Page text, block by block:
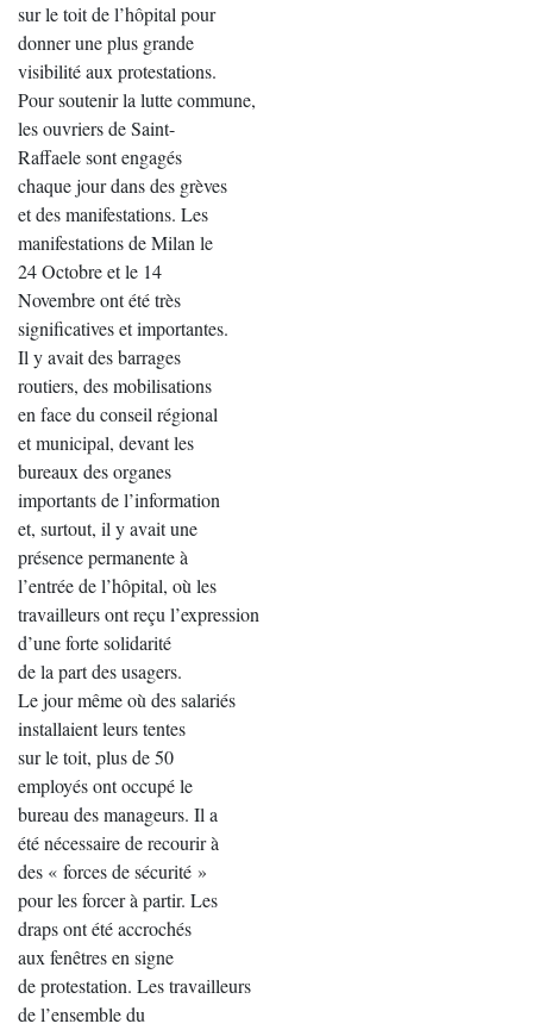
sur le toit de l’hôpital pour
donner une plus grande
visibilité aux protestations.
Pour soutenir la lutte commune,
les ouvriers de Saint-
Raffaele sont engagés
chaque jour dans des grèves
et des manifestations. Les
manifestations de Milan le
24 Octobre et le 14
Novembre ont été très
significatives et importantes.
Il y avait des barrages
routiers, des mobilisations
en face du conseil régional
et municipal, devant les
bureaux des organes
importants de l’information
et, surtout, il y avait une
présence permanente à
l’entrée de l’hôpital, où les
travailleurs ont reçu l’expression
d’une forte solidarité
de la part des usagers.
Le jour même où des salariés
installaient leurs tentes
sur le toit, plus de 50
employés ont occupé le
bureau des manageurs. Il a
été nécessaire de recourir à
des « forces de sécurité »
pour les forcer à partir. Les
draps ont été accrochés
aux fenêtres en signe
de protestation. Les travailleurs
de l’ensemble du